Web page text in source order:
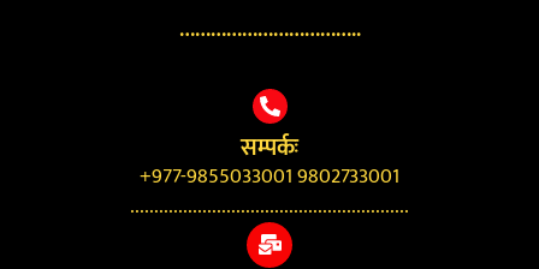
……………………………..
सम्पर्कः
+977-9855033001 9802733001
..........................................................